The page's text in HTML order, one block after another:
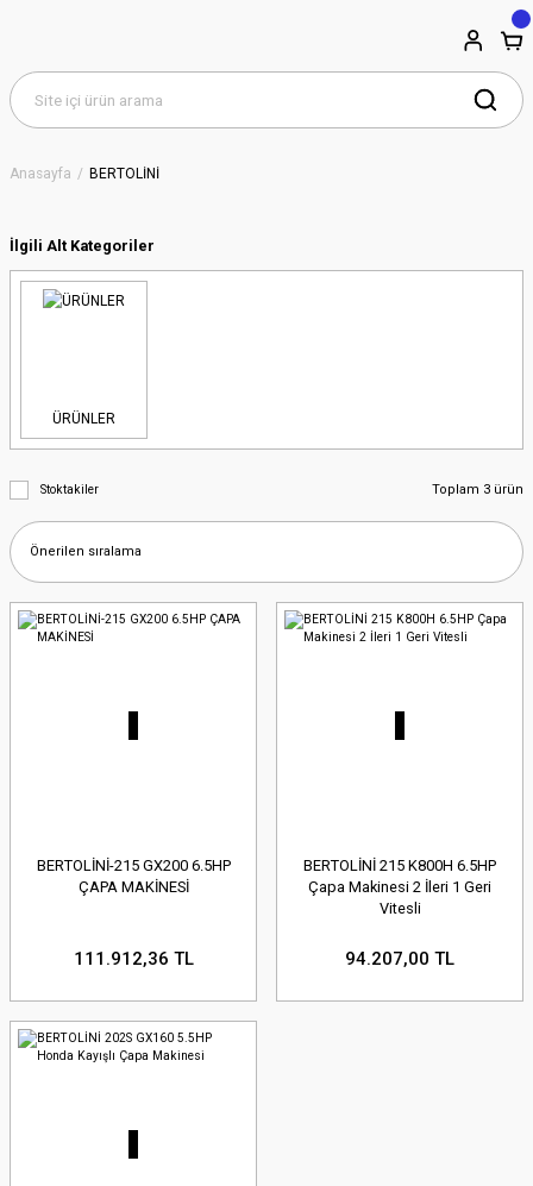
Anasayfa BERTOLİNİ
İlgili Alt Kategoriler
ÜRÜNLER
Stoktakiler Toplam 3 ürün
BERTOLİNİ-215 GX200 6.5HP
ÇAPA MAKİNESİ
111.912,36 TL
BERTOLİNİ 215 K800H 6.5HP
Çapa Makinesi 2 İleri 1 Geri
Vitesli
94.207,00 TL